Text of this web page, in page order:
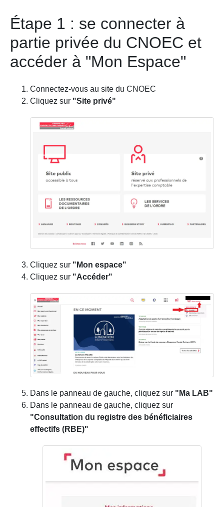
Étape 1 : se connecter à
partie privée du CNOEC et
accéder à "Mon Espace"
Connectez-vous au site du CNOEC
Cliquez sur "Site privé"
Cliquez sur "Mon espace"
Cliquez sur "Accéder"
Dans le panneau de gauche, cliquez sur "Ma LAB"
Dans le panneau de gauche, cliquez sur
"Consultation du registre des bénéficiaires
effectifs (RBE)"